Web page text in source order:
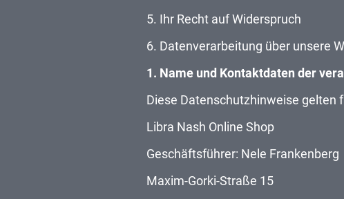
5. Ihr Recht auf Widerspruch
6. Datenverarbeitung über unsere
1. Name und Kontaktdaten der
Diese Datenschutzhinweise gelten
Libra Nash Online Shop
Geschäftsführer: Nele Frankenberg
Maxim-Gorki-Straße 15